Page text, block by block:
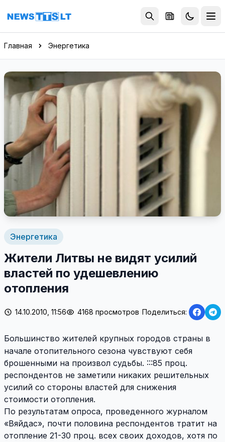
Перейти к содержимому
Главная Энергетика
Энергетика
Жители Литвы не видят усилий
властей по удешевлению
отопления
14.10.2010, 11:56 4168 просмотров Поделиться:
Большинство жителей крупных городов страны в
начале отопительного сезона чувствуют себя
брошенными на произвол судьбы. :::85 проц.
респондентов не заметили никаких решительных
усилий со стороны властей для снижения
стоимости отопления.
По результатам опроса, проведенного журналом
«Вяйдас», почти половина респондентов тратит на
отопление 21-30 проц. всех своих доходов, хотя по